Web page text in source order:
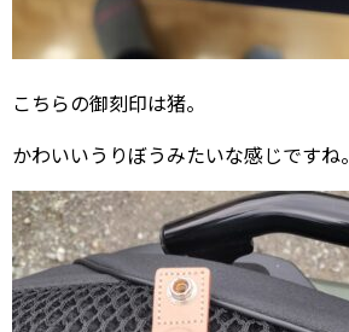
こちらの御刻印は猪。
かわいいうりぼうみたいな感じですね。